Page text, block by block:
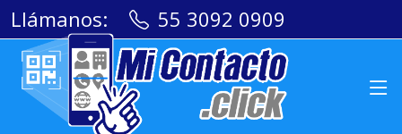
Llámanos: 55 3092 0909